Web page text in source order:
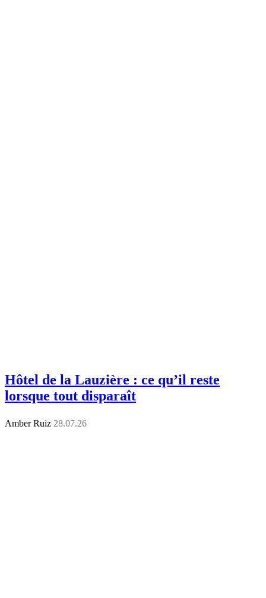
Hôtel de la Lauzière : ce qu’il reste
lorsque tout disparaît
Amber Ruiz 28.07.26